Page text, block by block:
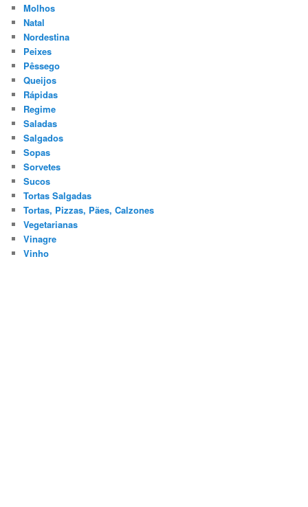
Molhos
Natal
Nordestina
Peixes
Pêssego
Queijos
Rápidas
Regime
Saladas
Salgados
Sopas
Sorvetes
Sucos
Tortas Salgadas
Tortas, Pizzas, Pães, Calzones
Vegetarianas
Vinagre
Vinho